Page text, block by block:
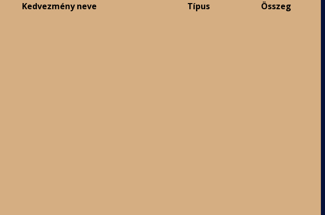
Kedvezmény neve Típus
Összeg